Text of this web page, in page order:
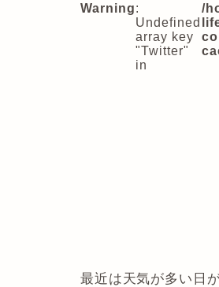
Warning:
Undefined
array key
"Twitter"
in
/
最近は天気が多い日